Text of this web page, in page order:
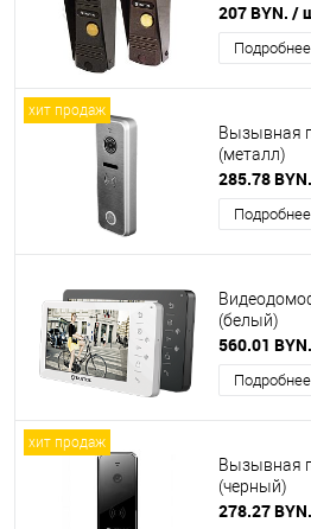
207 BYN. /
Подробнее
хит продаж
Вызывная
(металл)
285.78 BYN.
Подробнее
(белый)
560.01 BYN.
Подробнее
хит продаж
Вызывная
(черный)
278.27 BYN.